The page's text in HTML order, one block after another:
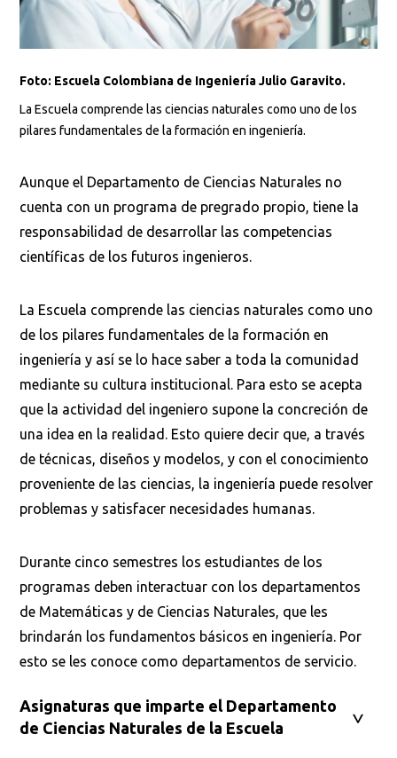
Foto: Escuela Colombiana de Ingeniería Julio Garavito.
La Escuela comprende las ciencias naturales como uno de los
pilares fundamentales de la formación en ingeniería.
Aunque el Departamento de Ciencias Naturales no
cuenta con un programa de pregrado propio, tiene la
responsabilidad de desarrollar las competencias
científicas de los futuros ingenieros.
La Escuela comprende las ciencias naturales como uno
de los pilares fundamentales de la formación en
ingeniería y así se lo hace saber a toda la comunidad
mediante su cultura institucional. Para esto se acepta
que la actividad del ingeniero supone la concreción de
una idea en la realidad. Esto quiere decir que, a través
de técnicas, diseños y modelos, y con el conocimiento
proveniente de las ciencias, la ingeniería puede resolver
problemas y satisfacer necesidades humanas.
Durante cinco semestres los estudiantes de los
programas deben interactuar con los departamentos
de Matemáticas y de Ciencias Naturales, que les
brindarán los fundamentos básicos en ingeniería. Por
esto se les conoce como departamentos de servicio.
Asignaturas que imparte el Departamento
de Ciencias Naturales de la Escuela